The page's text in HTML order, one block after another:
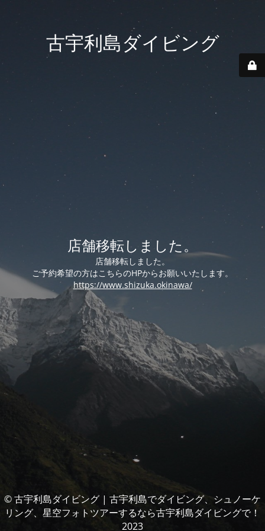
古宇利島ダイビング
店舗移転しました。
店舗移転しました。
ご予約希望の方はこちらのHPからお願いいたします。
https://www.shizuka.okinawa/
© 古宇利島ダイビング | 古宇利島でダイビング、シュノーケ
リング、星空フォトツアーするなら古宇利島ダイビングで！
2023